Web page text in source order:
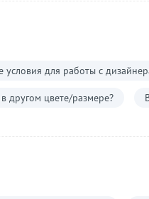
условия для работы с
другом цвете/размере?